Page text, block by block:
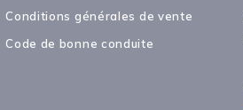
Conditions générales de vente
Code de bonne conduite